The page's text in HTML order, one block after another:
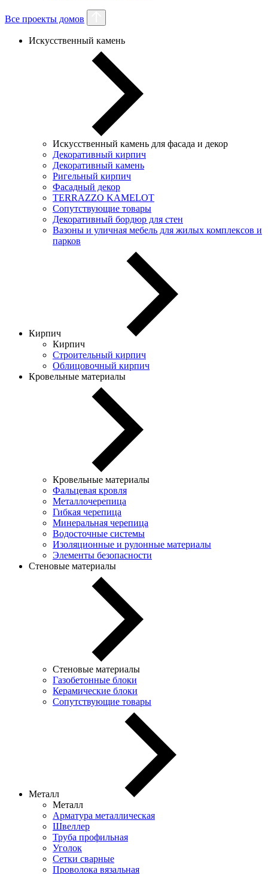
Все проекты домов
Искусственный камень
Искусственный камень для фасада и декор
Декоративный кирпич
Декоративный камень
Ригельный кирпич
Фасадный декор
TERRAZZO KAMELOT
Сопутствующие товары
Декоративный бордюр для стен
Вазоны и уличная мебель для жилых комплексов и
парков
Кирпич
Кирпич
Строительный кирпич
Облицовочный кирпич
Кровельные материалы
Кровельные материалы
Фальцевая кровля
Металлочерепица
Гибкая черепица
Минеральная черепица
Водосточные системы
Изоляционные и рулонные материалы
Элементы безопасности
Стеновые материалы
Стеновые материалы
Газобетонные блоки
Керамические блоки
Сопутствующие товары
Металл
Металл
Арматура металлическая
Швеллер
Труба профильная
Уголок
Сетки сварные
Проволока вязальная